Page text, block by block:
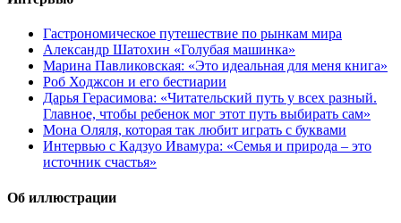
Гастрономическое путешествие по рынкам мира
Александр Шатохин «Голубая машинка»
Марина Павликовская: «Это идеальная для меня книга»
Роб Ходжсон и его бестиарии
Дарья Герасимова: «Читательский путь у всех разный.
Главное, чтобы ребенок мог этот путь выбирать сам»
Мона Оляля, которая так любит играть с буквами
Интервью с Кадзуо Ивамура: «Семья и природа – это
источник счастья»
Об иллюстрации